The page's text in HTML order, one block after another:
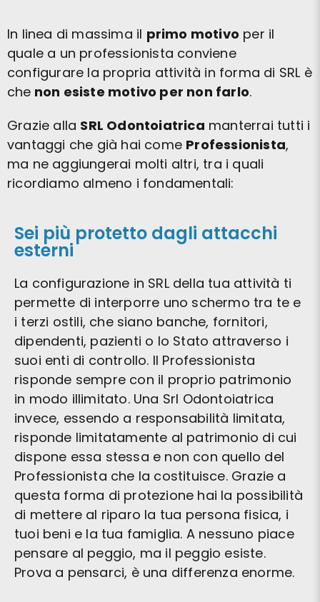
In linea di massima il primo motivo per il
quale a un professionista conviene
configurare la propria attività in forma di SRL è
che non esiste motivo per non farlo.
Grazie alla SRL Odontoiatrica manterrai tutti i
vantaggi che già hai come Professionista,
ma ne aggiungerai molti altri, tra i quali
ricordiamo almeno i fondamentali:
Sei più protetto dagli attacchi
esterni
La configurazione in SRL della tua attività ti
permette di interporre uno schermo tra te e
i terzi ostili, che siano banche, fornitori,
dipendenti, pazienti o lo Stato attraverso i
suoi enti di controllo. Il Professionista
risponde sempre con il proprio patrimonio
in modo illimitato. Una Srl Odontoiatrica
invece, essendo a responsabilità limitata,
risponde limitatamente al patrimonio di cui
dispone essa stessa e non con quello del
Professionista che la costituisce. Grazie a
questa forma di protezione hai la possibilità
di mettere al riparo la tua persona fisica, i
tuoi beni e la tua famiglia. A nessuno piace
pensare al peggio, ma il peggio esiste.
Prova a pensarci, è una differenza enorme.